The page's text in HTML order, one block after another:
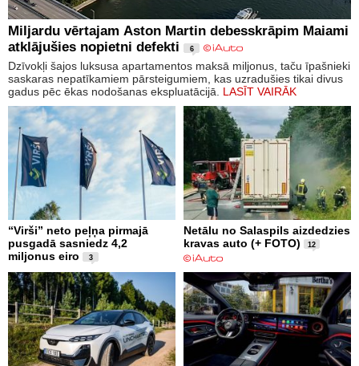
Miljardu vērtajam Aston Martin debesskrāpim Maiami
atklājušies nopietni defekti
6
Dzīvokļi šajos luksusa apartamentos maksā miljonus, taču īpašnieki
saskaras nepatīkamiem pārsteigumiem, kas uzradušies tikai divus
gadus pēc ēkas nodošanas ekspluatācijā. LASĪT VAIRĀK
“Virši” neto peļņa pirmajā
pusgadā sasniedz 4,2
miljonus eiro
3
Netālu no Salaspils aizdedzies
kravas auto (+ FOTO)
12